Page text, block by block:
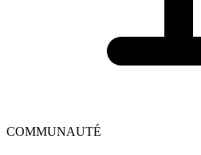
COMMUNAUTÉ